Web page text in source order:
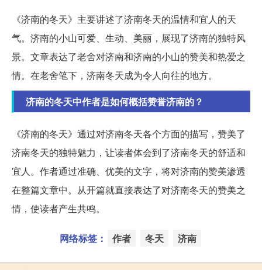
《济南的冬天》主要讲述了济南冬天的温情和宜人的天
气。济南的小山可爱、生动、美丽，展现了济南的独特风
景。文章表达了老舍对济南和济南的小山的赞美和热爱之
情。在老舍笔下，济南冬天成为令人向往的地方。
济南的冬天中作者是如何概括赞誉济南的？
《济南的冬天》通过对济南冬天各个方面的描写，赞美了
济南冬天的独特魅力，让读者体会到了济南冬天的舒适和
宜人。作者通过准确、优美的文字，将对济南的赞美渗透
在整篇文章中。从开篇就直接表达了对济南冬天的赞美之
情，使读者产生共鸣。
网络标签： 作者 冬天 济南